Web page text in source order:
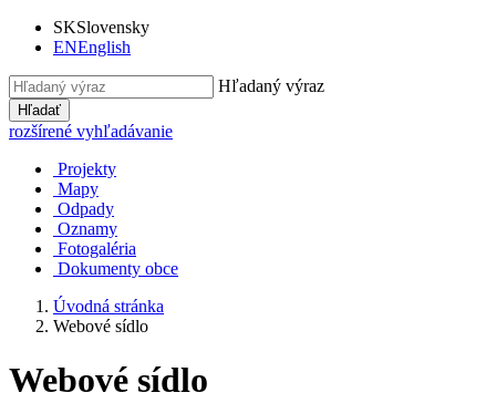
SKSlovensky
ENEnglish
Hľadaný výraz
Hľadať
rozšírené vyhľadávanie
Projekty
Mapy
Odpady
Oznamy
Fotogaléria
Dokumenty obce
Úvodná stránka
Webové sídlo
Webové sídlo